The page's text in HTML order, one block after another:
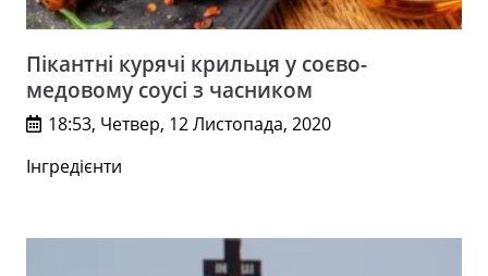
Пікантні курячі крильця у соєво-
медовому соусі з часником
18:53, Четвер, 12 Листопада, 2020
Інгредієнти